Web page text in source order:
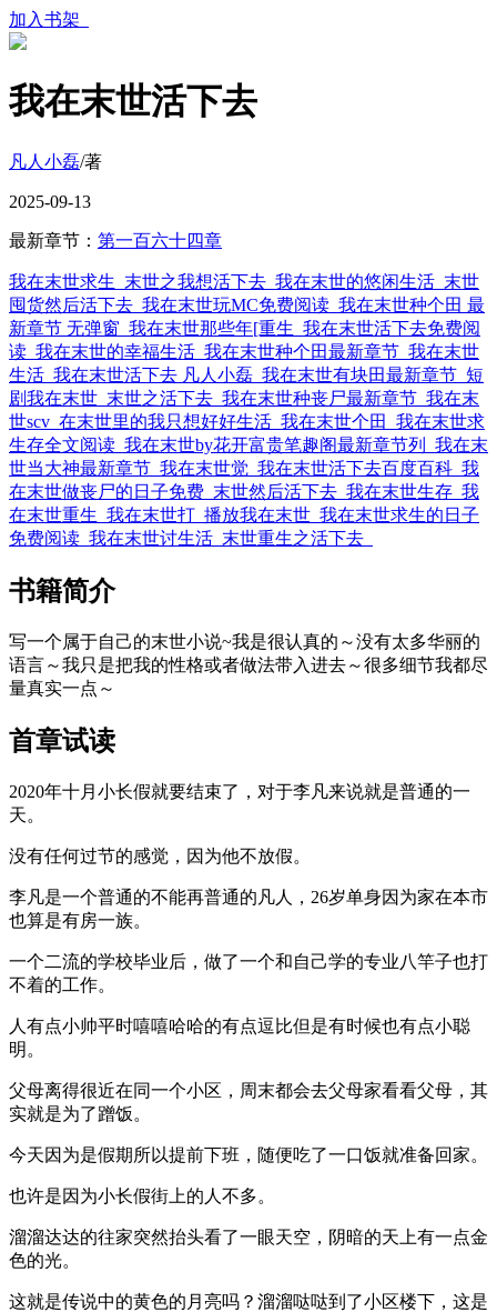
加入书架
我在末世活下去
凡人小磊/著
2025-09-13
最新章节： 第一百六十四章
我在末世求生 末世之我想活下去 我在末世的悠闲生活 末世
囤货然后活下去 我在末世玩MC免费阅读 我在末世种个田 最
新章节 无弹窗 我在末世那些年[重生 我在末世活下去免费阅
读 我在末世的幸福生活 我在末世种个田最新章节 我在末世
生活 我在末世活下去 凡人小磊 我在末世有块田最新章节 短
剧我在末世 末世之活下去 我在末世种丧尸最新章节 我在末
世scv 在末世里的我只想好好生活 我在末世个田 我在末世求
生存全文阅读 我在末世by花开富贵笔趣阁最新章节列 我在末
世当大神最新章节 我在末世觉 我在末世活下去百度百科 我
在末世做丧尸的日子免费 末世然后活下去 我在末世生存 我
在末世重生 我在末世打 播放我在末世 我在末世求生的日子
免费阅读 我在末世讨生活 末世重生之活下去
书籍简介
写一个属于自己的末世小说~我是很认真的～没有太多华丽的
语言～我只是把我的性格或者做法带入进去～很多细节我都尽
量真实一点～
首章试读
2020年十月小长假就要结束了，对于李凡来说就是普通的一
天。
没有任何过节的感觉，因为他不放假。
李凡是一个普通的不能再普通的凡人，26岁单身因为家在本市
也算是有房一族。
一个二流的学校毕业后，做了一个和自己学的专业八竿子也打
不着的工作。
人有点小帅平时嘻嘻哈哈的有点逗比但是有时候也有点小聪
明。
父母离得很近在同一个小区，周末都会去父母家看看父母，其
实就是为了蹭饭。
今天因为是假期所以提前下班，随便吃了一口饭就准备回家。
也许是因为小长假街上的人不多。
溜溜达达的往家突然抬头看了一眼天空，阴暗的天上有一点金
色的光。
这就是传说中的黄色的月亮吗？溜溜哒哒到了小区楼下，这是